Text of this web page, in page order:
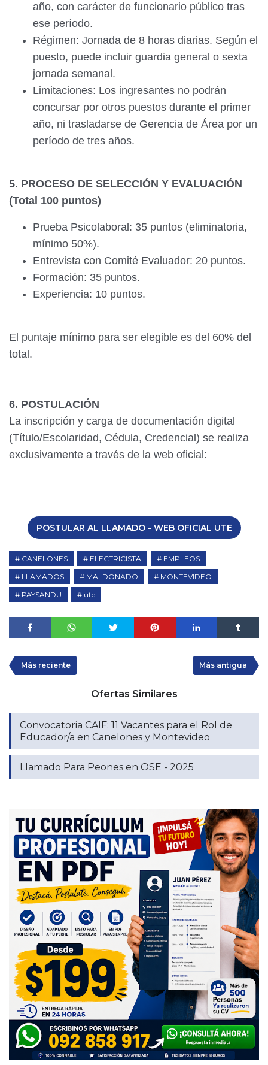
año, con carácter de funcionario público tras
ese período.
Régimen: Jornada de 8 horas diarias. Según el
puesto, puede incluir guardia general o sexta
jornada semanal.
Limitaciones: Los ingresantes no podrán
concursar por otros puestos durante el primer
año, ni trasladarse de Gerencia de Área por un
período de tres años.
5. PROCESO DE SELECCIÓN Y EVALUACIÓN
(Total 100 puntos)
Prueba Psicolaboral: 35 puntos (eliminatoria,
mínimo 50%).
Entrevista con Comité Evaluador: 20 puntos.
Formación: 35 puntos.
Experiencia: 10 puntos.
El puntaje mínimo para ser elegible es del 60% del
total.
6. POSTULACIÓN
La inscripción y carga de documentación digital
(Título/Escolaridad, Cédula, Credencial) se realiza
exclusivamente a través de la web oficial:
POSTULAR AL LLAMADO - WEB OFICIAL UTE
CANELONES ELECTRICISTA
EMPLEOS
LLAMADOS
MALDONADO
MONTEVIDEO
PAYSANDU
ute
Más reciente Más antigua
Ofertas Similares
Convocatoria CAIF: 11 Vacantes para el Rol de
Educador/a en Canelones y Montevideo
Llamado Para Peones en OSE - 2025